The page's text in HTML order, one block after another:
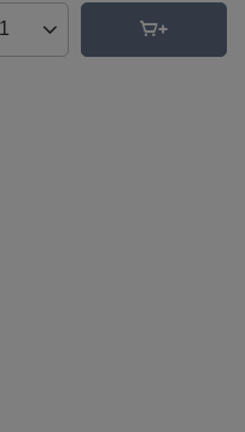
Ilość produktów